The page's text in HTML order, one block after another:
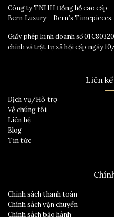
Công ty TNHH Đồng hồ cao cấp
Bern Luxury – Bern’s Timepieces.
Giấy phép kinh doanh số
chính và trật tự xã hội cấp ngày
Liên
Dịch vụ/Hỗ trợ
Về chúng tôi
Liên hệ
Blog
Tin tức
Chính sách thanh toán
Chính sách vận chuyển
Chính sách bảo hành